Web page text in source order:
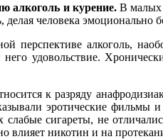
алкоголь и курение.В малых
делая человека
перспективе алкоголь,
удовольствие.
к разряду
эротические фильмы
сигареты, не
влияет никотин и на